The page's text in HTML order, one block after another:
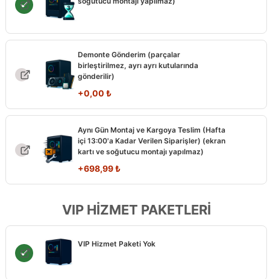
Demonte Gönderim (parçalar
birleştirilmez, ayrı ayrı kutularında
gönderilir)
+0,00 ₺
Aynı Gün Montaj ve Kargoya Teslim (Hafta
içi 13:00'a Kadar Verilen Siparişler) (ekran
kartı ve soğutucu montajı yapılmaz)
+698,99₺
VIP HİZMET PAKETLERİ
VIP Hizmet Paketi Yok